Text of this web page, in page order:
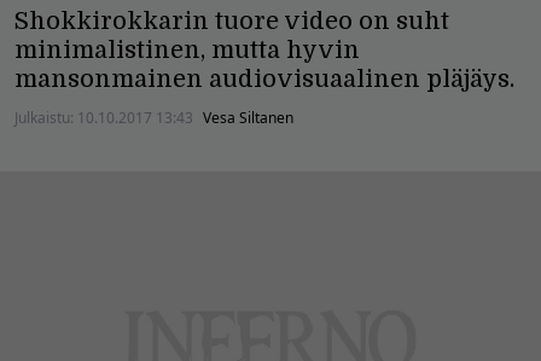
Shokkirokkarin tuore video on suht
minimalistinen, mutta hyvin
mansonmainen audiovisuaalinen pläjäys.
Julkaistu: 10.10.2017 13:43 Vesa Siltanen